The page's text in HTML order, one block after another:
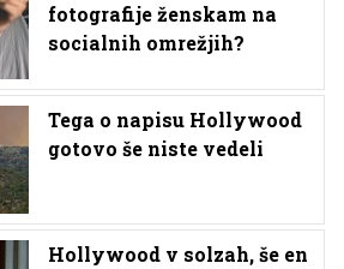
fotografije ženskam na
socialnih omrežjih?
Tega o napisu Hollywood
gotovo še niste vedeli
Hollywood v solzah, še en